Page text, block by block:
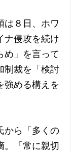
は８日、ホワ
ナ侵攻を続け
め」を言って
制裁を「検討
強める構えを
から「多くの
。「常に親切